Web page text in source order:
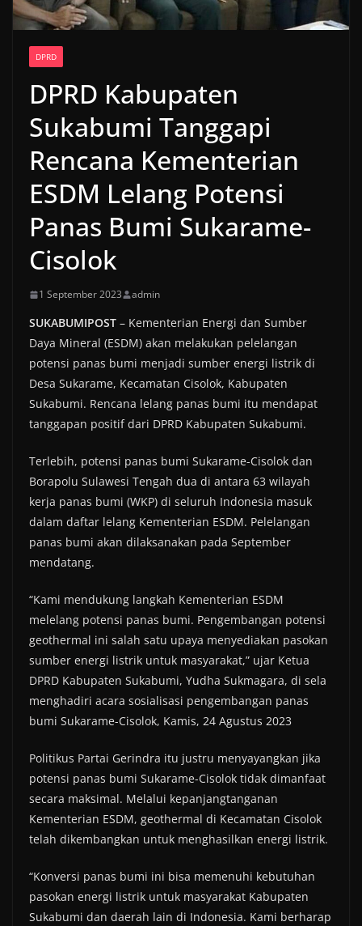
DPRD
DPRD Kabupaten
Sukabumi Tanggapi
Rencana Kementerian
ESDM Lelang Potensi
Panas Bumi Sukarame-
Cisolok
1 September 2023 admin
SUKABUMIPOST – Kementerian Energi dan Sumber
Daya Mineral (ESDM) akan melakukan pelelangan
potensi panas bumi menjadi sumber energi listrik di
Desa Sukarame, Kecamatan Cisolok, Kabupaten
Sukabumi. Rencana lelang panas bumi itu mendapat
tanggapan positif dari DPRD Kabupaten Sukabumi.
Terlebih, potensi panas bumi Sukarame-Cisolok dan
Borapolu Sulawesi Tengah dua di antara 63 wilayah
kerja panas bumi (WKP) di seluruh Indonesia masuk
dalam daftar lelang Kementerian ESDM. Pelelangan
panas bumi akan dilaksanakan pada September
mendatang.
“Kami mendukung langkah Kementerian ESDM
melelang potensi panas bumi. Pengembangan potensi
geothermal ini salah satu upaya menyediakan pasokan
sumber energi listrik untuk masyarakat,” ujar Ketua
DPRD Kabupaten Sukabumi, Yudha Sukmagara, di sela
menghadiri acara sosialisasi pengembangan panas
bumi Sukarame-Cisolok, Kamis, 24 Agustus 2023
Politikus Partai Gerindra itu justru menyayangkan jika
potensi panas bumi Sukarame-Cisolok tidak dimanfaat
secara maksimal. Melalui kepanjangtanganan
Kementerian ESDM, geothermal di Kecamatan Cisolok
telah dikembangkan untuk menghasilkan energi listrik.
“Konversi panas bumi ini bisa memenuhi kebutuhan
pasokan energi listrik untuk masyarakat Kabupaten
Sukabumi dan daerah lain di Indonesia. Kami berharap